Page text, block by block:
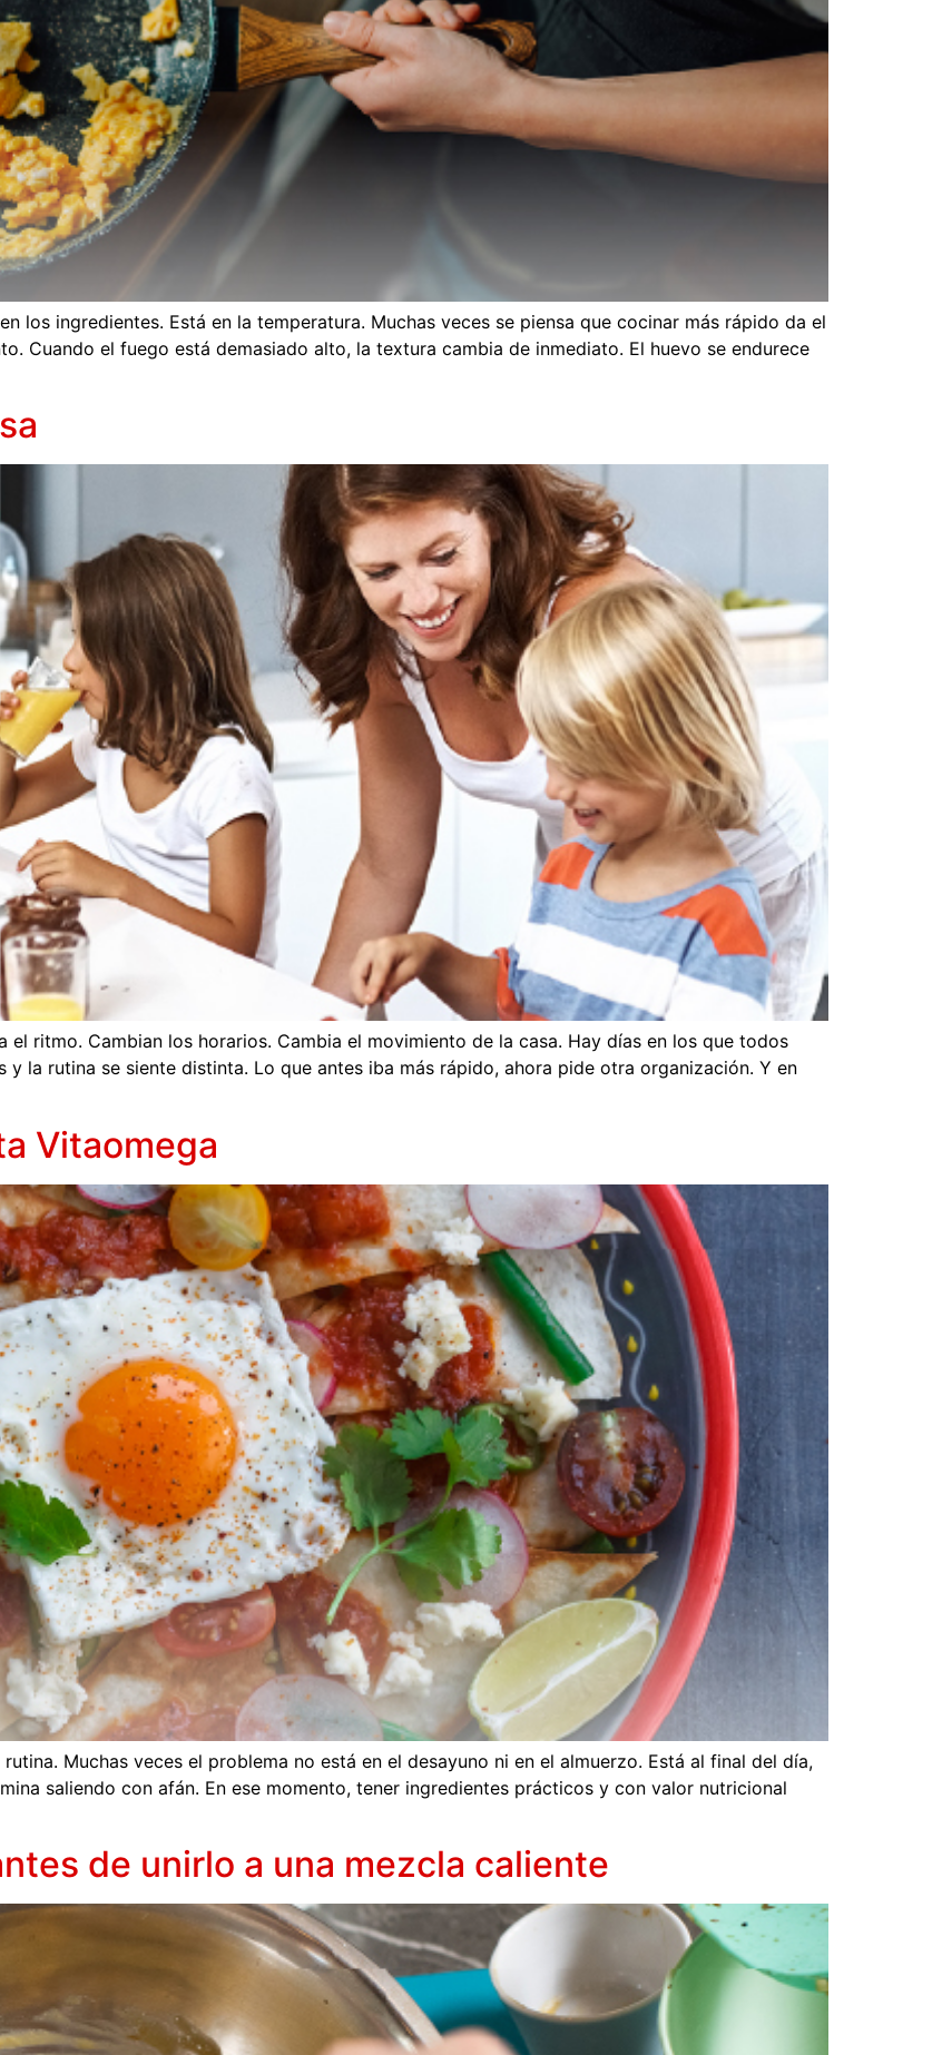
los ingredientes. Está en la temperatura. Muchas veces se piensa que cocinar más rápido da el
Cuando el fuego está demasiado alto, la textura cambia de inmediato. El huevo se endurece
el ritmo. Cambian los horarios. Cambia el movimiento de la casa. Hay días en los que todos
la rutina se siente distinta. Lo que antes iba más rápido, ahora pide otra organización. Y en
Vitaomega
Muchas veces el problema no está en el desayuno ni en el almuerzo. Está al final del día,
saliendo con afán. En ese momento, tener ingredientes prácticos y con valor nutricional
de unirlo a una mezcla caliente